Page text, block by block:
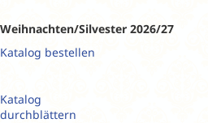
Weihnachten/Silvester 2026/27
Katalog bestellen
Katalog
durchblättern